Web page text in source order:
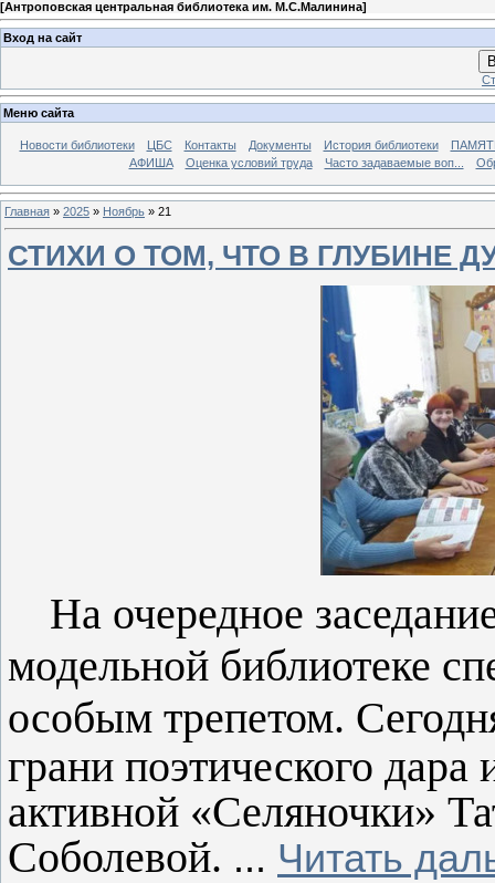
[Антроповская центральная библиотека им. М.С.Малинина]
Вход на сайт
Меню сайта
Новости библиотеки ЦБС Контакты Документы История библиотеки
АФИША
Оценка условий труда Часто задаваемые воп...
Главная » 2025 » Ноябрь » 21
СТИХИ О ТОМ, ЧТО В ГЛУБИНЕ
На очередное
модельной библиотеке
особым трепетом.
грани поэтического
активной «Селяночки»
Соболевой. ... Читать